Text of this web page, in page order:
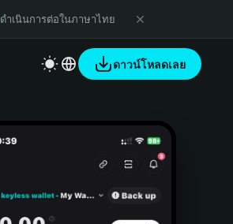
ดำเนินการต่อในภาษาไทย
ดาวน์โหลดเลย